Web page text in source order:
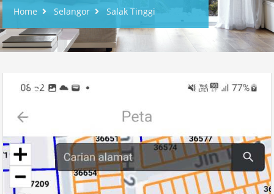
Home Selangor Salak Tinggi